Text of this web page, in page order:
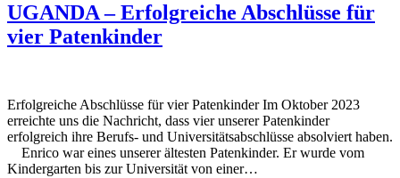
UGANDA – Erfolgreiche Abschlüsse für
vier Patenkinder
Erfolgreiche Abschlüsse für vier Patenkinder Im Oktober 2023
erreichte uns die Nachricht, dass vier unserer Patenkinder
erfolgreich ihre Berufs- und Universitätsabschlüsse absolviert haben.
Enrico war eines unserer ältesten Patenkinder. Er wurde vom
Kindergarten bis zur Universität von einer…